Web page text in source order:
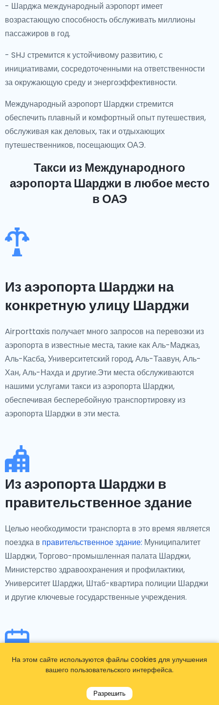
- Шарджа международный аэропорт имеет
возрастающую способность обслуживать миллионы
пассажиров в год.
- SHJ стремится к устойчивому развитию, с
инициативами, сосредоточенными на ответственности
за окружающую среду и энергоэффективности.
Международный аэропорт Шарджи стремится
обеспечить плавный и комфортный опыт путешествия,
обслуживая как деловых, так и отдыхающих
путешественников, посещающих ОАЭ.
Такси из Международного
аэропорта Шарджи в любое место
в ОАЭ
Из аэропорта Шарджи на
конкретную улицу Шарджи
Airporttaxis получает много запросов на перевозки из
аэропорта в известные места, такие как Аль-Маджаз,
Аль-Касба, Университетский город, Аль-Таавун, Аль-
Хан, Аль-Нахда и другие.Эти места обслуживаются
нашими услугами такси из аэропорта Шарджи,
обеспечивая бесперебойную транспортировку из
аэропорта Шарджи в эти места.
Из аэропорта Шарджи в
правительственное здание
Целью необходимости транспорта в это время является
поездка в правительственное здание: Муниципалитет
Шарджи, Торгово-промышленная палата Шарджи,
Министерство здравоохранения и профилактики,
Университет Шарджи, Штаб-квартира полиции Шарджи
и другие ключевые государственные учреждения.
Из аэропорта Шарджи в
конкретное мероприятие
На этом сайте используются файлы cookies для улучшения
вашего пользовательского интерфейса.
Разрешить